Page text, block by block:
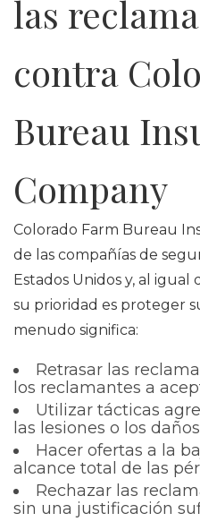
las
contra
Bureau
Company
Colorado Farm Bureau
de las compañías de
Estados Unidos y, al
su prioridad es proteger
menudo significa:
Retrasar las
los reclamantes a
Utilizar tácticas
las lesiones o los daños
Hacer ofertas a la
alcance total de las
Rechazar las
sin una justificación